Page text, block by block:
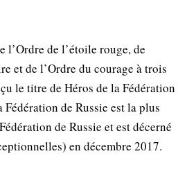
l’Ordre de l’étoile rouge, de
et de l’Ordre du courage à trois
le titre de Héros de la Fédération
de Russie est la plus
de Russie et est décerné
en décembre 2017.